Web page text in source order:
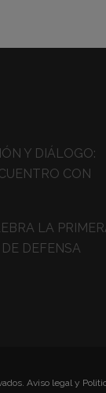
Y DIÁLOGO:
CON
LA
DEFENSA
Aviso legal y